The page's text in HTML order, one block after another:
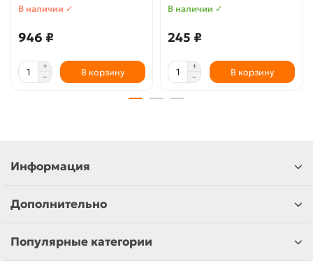
В наличии ✓
946 ₽
В корзину
В наличии ✓
245 ₽
В корзину
Информация
Дополнительно
Популярные категории